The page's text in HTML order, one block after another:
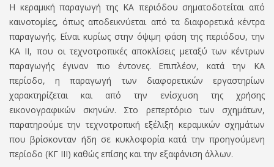
Η κεραμική παραγωγή της ΚΑ περιόδου σηματοδοτείται από
καινοτομίες, όπως αποδεικνύεται από τα διαφορετικά κέντρα
παραγωγής. Είναι κυρίως στην όψιμη φάση της περιόδου, την
ΚΑ ΙΙ, που οι τεχνοτροπικές αποκλίσεις μεταξύ των κέντρων
παραγωγής έγιναν πιο έντονες. Επιπλέον, κατά την ΚΑ
περίοδο, η παραγωγή των διαφορετικών εργαστηρίων
χαρακτηρίζεται και από την ενίσχυση της χρήσης
εικονογραφικών σκηνών. Στο ρεπερτόριο των σχημάτων,
παρατηρούμε την τεχνοτροπική εξέλιξη κεραμικών σχημάτων
που βρίσκονταν ήδη σε κυκλοφορία κατά την προηγούμενη
περίοδο (ΚΓ ΙΙΙ) καθώς επίσης και την εξαφάνιση άλλων.